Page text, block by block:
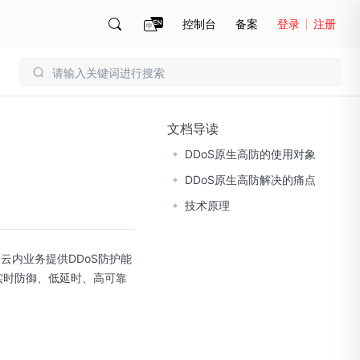
控制台 备案 登录 注册
内业务提供DDoS防护能
防御、低延时、高可靠
文档导读
DDoS原生高防的使用对象
DDoS原生高防解决的痛点
技术原理